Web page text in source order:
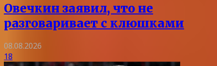
Овечкин заявил, что не
разговаривает с клюшками
08.08.2026
18